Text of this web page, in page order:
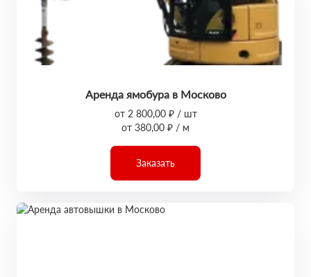
Аренда ямобура в Москово
от 2 800,00 ₽ / шт
от 380,00 ₽ / м
Заказать